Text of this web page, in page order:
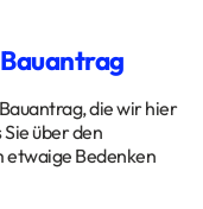
die wir hier
über den
etwaige Bedenken